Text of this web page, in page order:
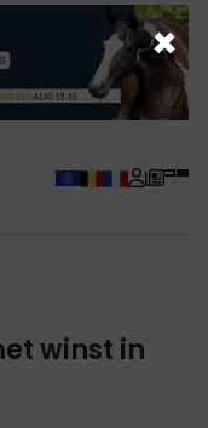
winst in
×